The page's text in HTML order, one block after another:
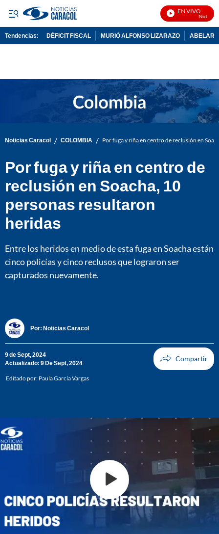
EN VIVO
Noticias
Tendencias: DÉFICIT FISCAL MURIÓ ALFONSO LIZARAZO
Noticias Caracol / COLOMBIA / Por fuga y riña en centro de reclusión en
Por fuga y riña en centro de
reclusión en Soacha, 10
personas resultaron
heridas
Entre los heridos en medio de esta fuga en Soacha están
cinco policías y cinco reclusos que lograron ser
capturados nuevamente.
Por: Noticias Caracol
9 de Sept, 2024
Actualizado: 9 De Sept, 2024
Editado por: Paula García Vargas